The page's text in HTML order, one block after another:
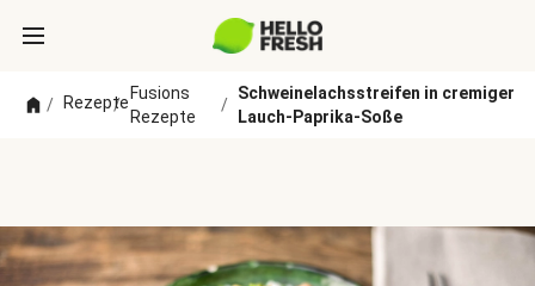
/ Rezepte
/
Fusions
Rezepte
/
Schweinelachsstreifen in cremiger
Lauch-Paprika-Soße